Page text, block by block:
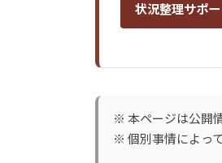
状況整理サポ
※ 本ページは公開
※ 個別事情によっ